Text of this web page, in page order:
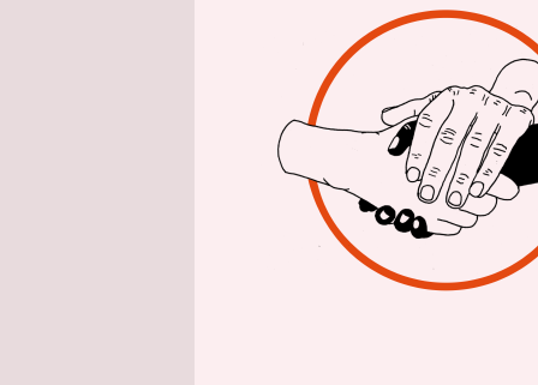
einfach
Damit sei
verletzt
Es war im
und
Insel
von der